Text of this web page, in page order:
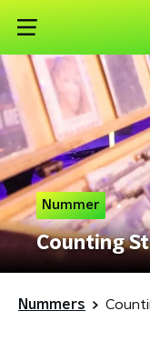
Nummer
Counting
Nummers